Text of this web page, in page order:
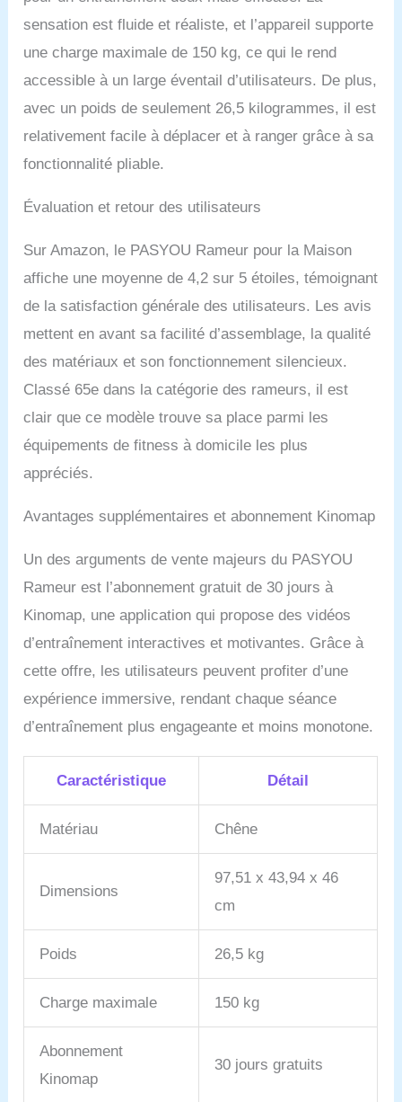
vente professionnel à vie.
Nous vous répondrons
cas de questions ou de
problèmes et visons à
clients. N'hésitez pas à
problèmes
sensation est fluide et réaliste, et l’appareil supporte
une charge maximale de 150 kg, ce qui le rend
accessible à un large éventail d’utilisateurs. De plus,
avec un poids de seulement 26,5 kilogrammes, il est
relativement facile à déplacer et à ranger grâce à sa
fonctionnalité pliable.
Évaluation et retour des utilisateurs
Sur Amazon, le PASYOU Rameur pour la Maison
affiche une moyenne de 4,2 sur 5 étoiles, témoignant
de la satisfaction générale des utilisateurs. Les avis
mettent en avant sa facilité d’assemblage, la qualité
des matériaux et son fonctionnement silencieux.
Classé 65e dans la catégorie des rameurs, il est
clair que ce modèle trouve sa place parmi les
équipements de fitness à domicile les plus
appréciés.
Avantages supplémentaires et abonnement Kinomap
Un des arguments de vente majeurs du PASYOU
Rameur est l’abonnement gratuit de 30 jours à
Kinomap, une application qui propose des vidéos
d’entraînement interactives et motivantes. Grâce à
cette offre, les utilisateurs peuvent profiter d’une
expérience immersive, rendant chaque séance
d’entraînement plus engageante et moins monotone.
Caractéristique Détail
Matériau Chêne
Dimensions
97,51 x 43,94 x 46
cm
Poids 26,5 kg
Charge maximale 150 kg
Abonnement
Kinomap
30 jours gratuits